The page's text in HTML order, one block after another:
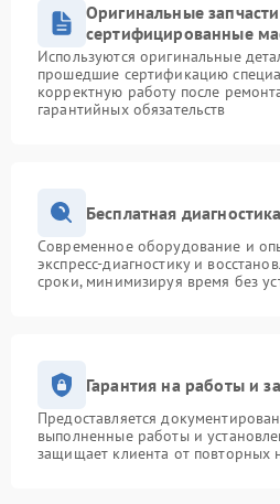
Оригинальные
сертифицированные
Используются оригинальные
прошедшие сертификацию
корректную работу после
гарантийных обязательств
Бесплатная
Современное оборудование и
экспресс-диагностику и
сроки, минимизируя время без
Гарантия на работы и
Предоставляется
выполненные работы и
защищает клиента от повторных